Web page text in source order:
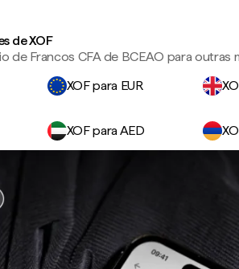
de XOF
de Francos CFA de BCEAO para
XOF para EUR
XOF para AED